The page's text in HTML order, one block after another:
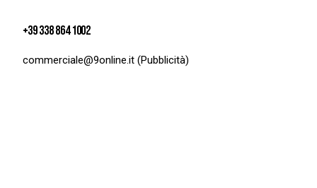
+39 338 864 1002
commerciale@9online.it(Pubblicità)